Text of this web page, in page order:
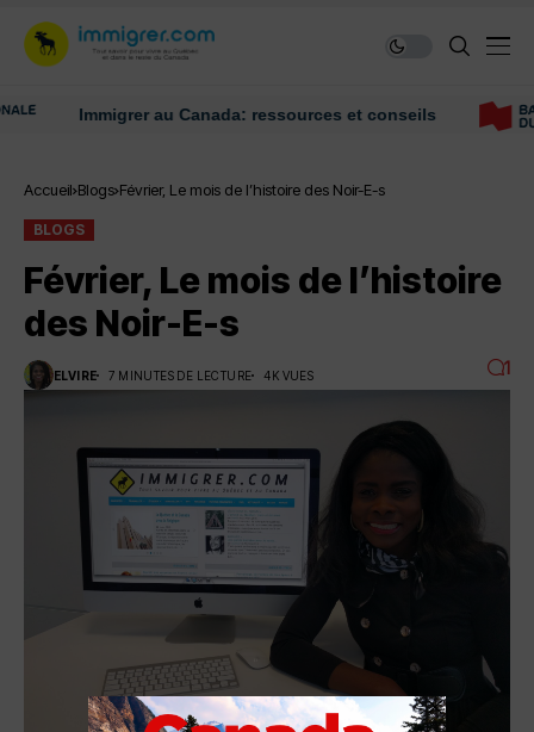
Immigrer au Canada: ressources et conseils
Accueil Blogs Février, Le mois de l’histoire des Noir-E-s
BLOGS
Février, Le mois de l’histoire
des Noir-E-s
ELVIRE 7 MINUTES DE LECTURE 4K VUES 1